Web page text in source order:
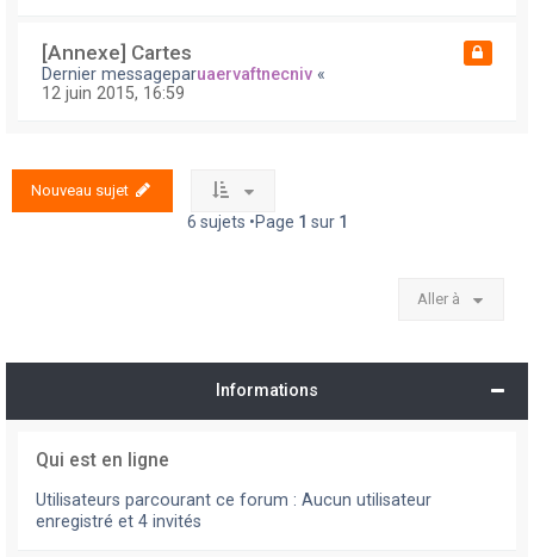
[Annexe] Cartes
Dernier messageparuaervaftnecniv «
12 juin 2015, 16:59
Nouveau sujet
6 sujets •Page 1 sur 1
Aller à
Informations
Qui est en ligne
Utilisateurs parcourant ce forum : Aucun utilisateur
enregistré et 4 invités